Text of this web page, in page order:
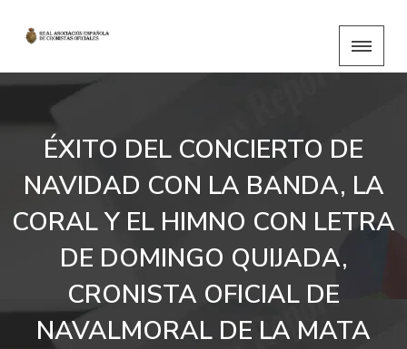
ÉXITO DEL CONCIERTO DE
NAVIDAD CON LA BANDA, LA
CORAL Y EL HIMNO CON LETRA
DE DOMINGO QUIJADA,
CRONISTA OFICIAL DE
NAVALMORAL DE LA MATA